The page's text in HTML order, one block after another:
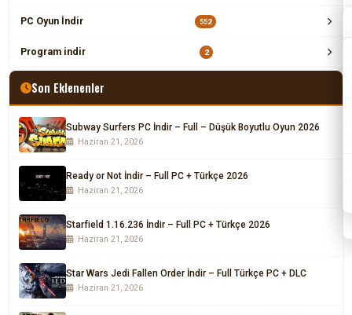
PC Oyun İndir 552
Program indir 2
Son Eklenenler
Subway Surfers PC İndir – Full – Düşük Boyutlu Oyun 2026
Haziran 21, 2026
Ready or Not İndir – Full PC + Türkçe 2026
Haziran 21, 2026
Starfield 1.16.236 İndir – Full PC + Türkçe 2026
Haziran 21, 2026
Star Wars Jedi Fallen Order İndir – Full Türkçe PC + DLC
Haziran 21, 2026